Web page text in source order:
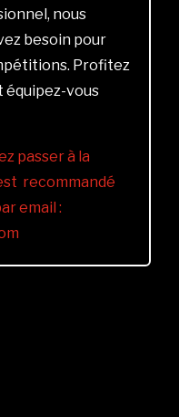
nous
besoin pour
Profitez
équipez-vous
passer à la
recommandé
email :